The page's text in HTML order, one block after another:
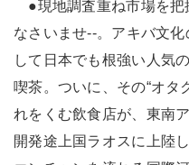
●現地調査重ね市場を
なさいませ--。アキバ文化
して日本でも根強い人気
喫茶。ついに、その“オタ
れをくむ飲食店が、東南
開発途上国ラオスに上陸